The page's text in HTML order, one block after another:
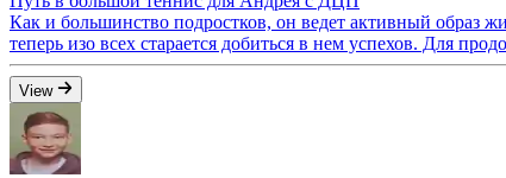
Как и большинство подростков, он ведет активный образ
теперь изо всех старается добиться в нем успехов. Для
View